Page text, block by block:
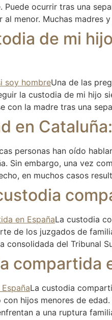
ocurrir tras una
menor. Muchas madres
de mi
Una de las
la custodia de mi hijo
con la madre tras una
en
personas han oído
Sin embargo, una vez
en muchos casos
La custodia
de los juzgados de
consolidada del Tribunal
compartida
La custodia
hijos menores de
a una ruptura